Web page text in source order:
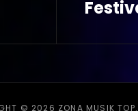
Post
© 2026 ZONA MUSIK TOP